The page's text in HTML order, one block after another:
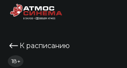
К расписанию
18+